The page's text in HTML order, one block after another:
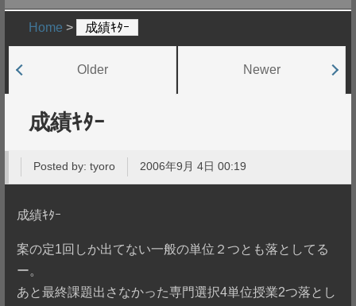
Home > 成績ｷﾀｰ
Older Newer
成績ｷﾀｰ
Posted by:tyoro 2006年9月 4日 00:19
成績ｷﾀｰ
案の定1回しか出てない一般の単位２つとも落としてる
ー。
あと最終課題出さなかった専門選択4単位授業2つ落とし